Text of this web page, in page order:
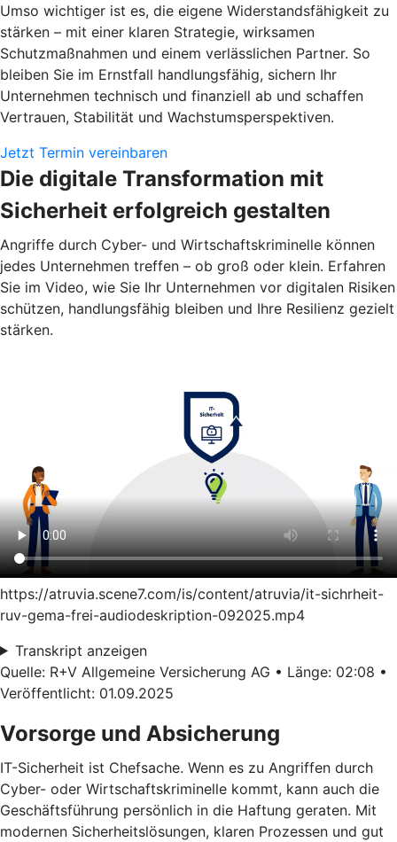
Umso wichtiger ist es, die eigene Widerstandsfähigkeit zu
stärken – mit einer klaren Strategie, wirksamen
Schutzmaßnahmen und einem verlässlichen Partner. So
bleiben Sie im Ernstfall handlungsfähig, sichern Ihr
Unternehmen technisch und finanziell ab und schaffen
Vertrauen, Stabilität und Wachstumsperspektiven.
Jetzt Termin vereinbaren
Die digitale Transformation mit
Sicherheit erfolgreich gestalten
Angriffe durch Cyber- und Wirtschaftskriminelle können
jedes Unternehmen treffen – ob groß oder klein. Erfahren
Sie im Video, wie Sie Ihr Unternehmen vor digitalen Risiken
schützen, handlungsfähig bleiben und Ihre Resilienz gezielt
stärken.
https://atruvia.scene7.com/is/content/atruvia/it-sichrheit-
ruv-gema-frei-audiodeskription-092025.mp4
Transkript anzeigen
Quelle: R+V Allgemeine Versicherung AG • Länge: 02:08 •
Veröffentlicht: 01.09.2025
Vorsorge und Absicherung
IT-Sicherheit ist Chefsache. Wenn es zu Angriffen durch
Cyber- oder Wirtschaftskriminelle kommt, kann auch die
Geschäftsführung persönlich in die Haftung geraten. Mit
modernen Sicherheitslösungen, klaren Prozessen und gut